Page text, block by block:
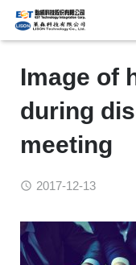
Image of
during
meeting
2017-12-13